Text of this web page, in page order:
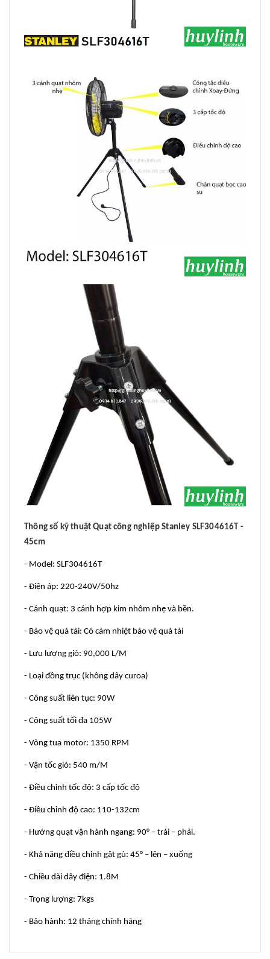
Thông số kỹ thuật Quạt công nghiệp Stanley SLF304616T -
45cm
- Model: SLF304616T
- Điện áp: 220-240V/50hz
- Cánh quạt: 3 cánh hợp kim nhôm nhẹ và bền.
- Bảo vệ quá tải: Có cảm nhiệt bảo vệ quá tải
- Lưu lượng gió: 90,000 L/M
- Loại đồng trục (không dây curoa)
- Công suất liên tục: 90W
- Công suất tối đa 105W
- Vòng tua motor: 1350 RPM
- Vận tốc gió: 540 m/M
- Điều chỉnh tốc độ: 3 cấp tốc độ
- Điều chỉnh độ cao: 110-132cm
- Hướng quạt vận hành ngang: 90° – trái – phải.
- Khả năng điều chỉnh gật gù: 45° – lên – xuống
- Chiều dài dây điện: 1.8M
- Trọng lượng: 7kgs
- Bảo hành: 12 tháng chính hãng